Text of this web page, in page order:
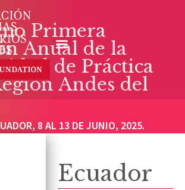
Primera
Anual de la
de Práctica
Andes del
8 AL 13 DE JUNIO, 2025.
Ecuador